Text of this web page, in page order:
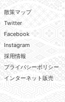
散策マップ
Twitter
Facebook
Instagram
採用情報
プライバシーポリシー
インターネット販売